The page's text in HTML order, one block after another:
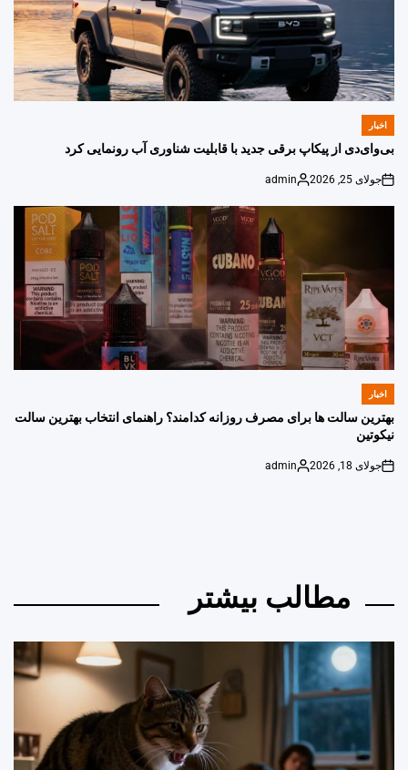
POSTED
اخبار
بی‌وای‌دی از پیکاپ برقی جدید با قابلیت شناوری آب رونمایی کرد
on
جولای 25, 2026
Posted
admin
POSTED
اخبار
بهترین سالت ها برای مصرف روزانه کدامند؟ راهنمای انتخاب بهترین سالت
نیکوتین
on
جولای 18, 2026
Posted
admin
مطالب بیشتر